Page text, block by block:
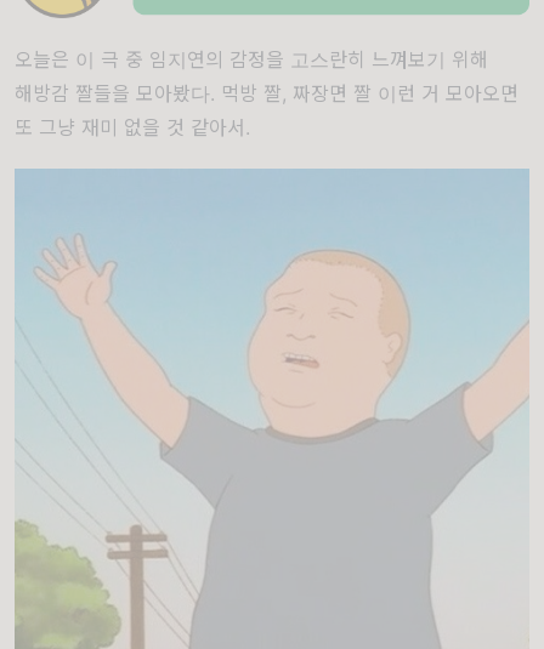
오늘은 이 극 중 임지연의 감정을 고스란히 느껴보기 위해
해방감 짤들을 모아봤다. 먹방 짤, 짜장면 짤 이런 거 모아오면
또 그냥 재미 없을 것 같아서.